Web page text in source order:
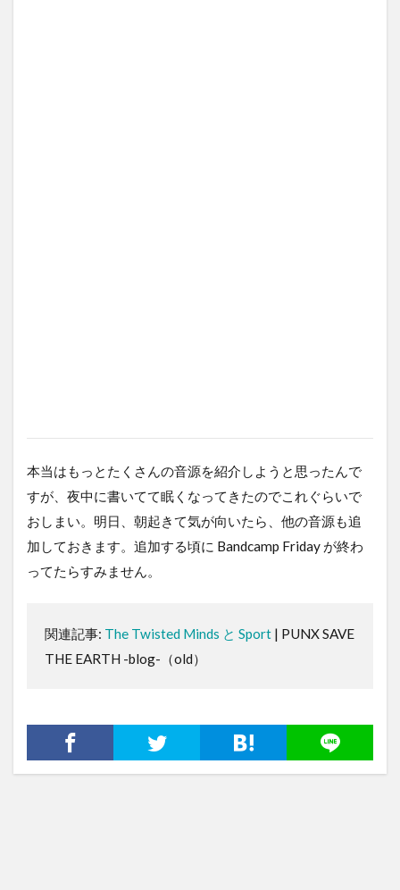
本当はもっとたくさんの音源を紹介しようと思ったんで
すが、夜中に書いてて眠くなってきたのでこれぐらいで
おしまい。明日、朝起きて気が向いたら、他の音源も追
加しておきます。追加する頃に Bandcamp Friday が終わ
ってたらすみません。
関連記事: The Twisted Minds と Sport | PUNX SAVE
THE EARTH -blog-（old）